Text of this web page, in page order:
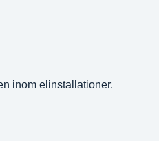
inom elinstallationer.